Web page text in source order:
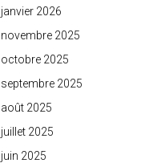
janvier 2026
novembre 2025
octobre 2025
septembre 2025
août 2025
juillet 2025
juin 2025